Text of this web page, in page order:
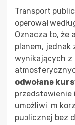
Transport
operował
Oznacza to, że
planem, jednak
wynikających
odwołane
przedstawienie
umożliwi im
publicznej bez